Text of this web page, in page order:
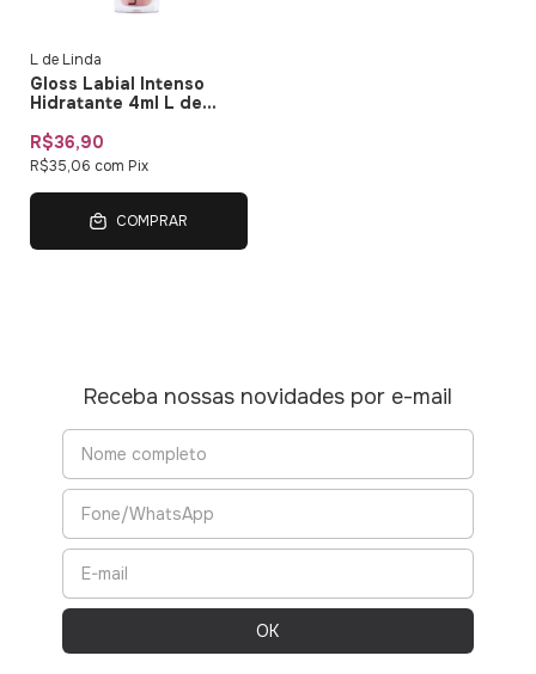
L de Linda
Gloss Labial Intenso
Hidratante 4ml L de
R$36,90
R$35,06 com Pix
COMPRAR
Receba nossas novidades por e-mail